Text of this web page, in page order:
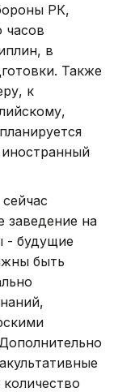
РК,
часов
в
Также
к
заведение на
- будущие
быть